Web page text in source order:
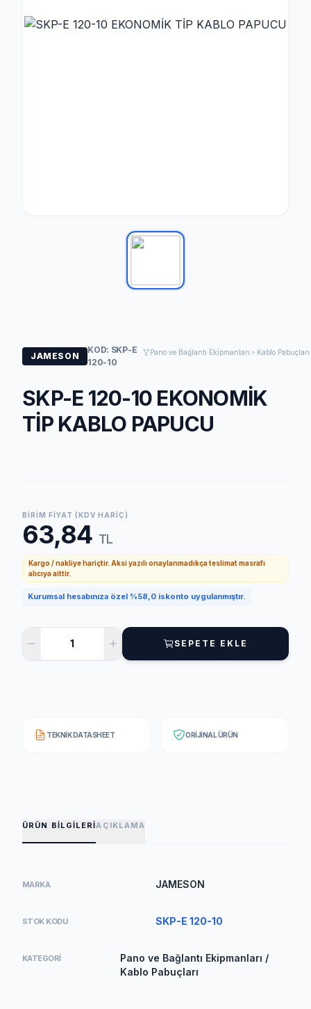
JAMESON
KOD: SKP-E
120-10
Pano ve Bağlantı Ekipmanları › Kablo
SKP-E 120-10 EKONOMİK
TİP KABLO PAPUCU
BIRIM FIYAT (KDV HARIÇ)
63,84 TL
Kargo / nakliye hariçtir. Aksi yazılı onaylanmadıkça teslimat masrafı
alıcıya aittir.
Kurumsal hesabınıza özel %58,0 iskonto uygulanmıştır.
SEPETE EKLE
TEKNIK DATASHEET ORIJINAL ÜRÜN
ÜRÜN BILGILERIAÇIKLAMA
MARKA JAMESON
STOK KODU SKP-E 120-10
KATEGORI
Pano ve Bağlantı Ekipmanları /
Kablo Pabuçları